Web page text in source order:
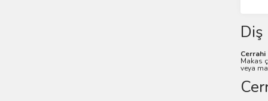
Diş
Cerrahi
Makas
veya